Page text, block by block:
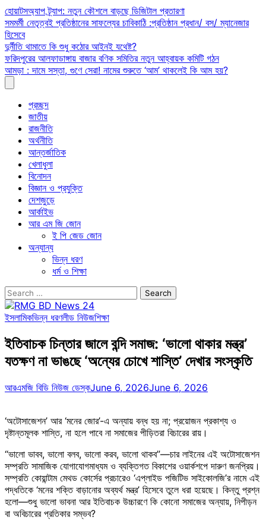
Skip
to
content
হোয়াটসঅ্যাপ ট্র্যাপ: নতুন কৌশলে বাড়ছে ডিজিটাল প্রতারণা
সমমর্মী নেতৃত্বই প্রতিষ্ঠানের সাফল্যের চাবিকাঠি :প্রতিষ্ঠান প্রধান/ বস/ ম্যানেজার
হিসেবে
দুর্নীতি থামাতে কি শুধু কঠোর আইনই যথেষ্ট?
ফরিদপুরের আলফাডাঙ্গায় বাজার বণিক সমিতির নতুন আহ্বায়ক কমিটি গঠন
আমড়া : দামে সস্তা, গুণে সেরা! নামের শুরুতে ‘আম’ থাকলেই কি আম হয়?
প্রচ্ছদ
জাতীয়
রাজনীতি
অর্থনীতি
আন্তর্জাতিক
খেলাধুলা
বিনোদন
বিজ্ঞান ও প্রযুক্তি
দেশজুড়ে
আর্কাইভ
আর এম জি জোন
ই পি জেড জোন
অন্যান্য
ভিন্ন ধরণ
ধর্ম ও শিক্ষা
Search
for:
ইসলামিকভিন্ন ধরণলীড নিউজশিক্ষা
ইতিবাচক চিন্তার জালে বন্দি সমাজ: ‘ভালো থাকার মন্ত্র’
যতক্ষণ না ভাঙছে ‘অন্যের চোখে শাস্তি’ দেখার সংস্কৃতি
আরএমজি বিডি নিউজ ডেস্কJune 6, 2026June 6, 2026
‘অটোসাজেশন’ আর ‘মনের জোর’-এ অন্যায় বন্ধ হয় না; প্রয়োজন প্রকাশ্য ও
দৃষ্টান্তমূলক শাস্তি, না হলে পাবে না সমাজের পীড়িতরা বিচারের রায়।
“ভালো ভাবব, ভালো বলব, ভালো করব, ভালো থাকব”—চার লাইনের এই অটোসাজেশন
সম্প্রতি সামাজিক যোগাযোগমাধ্যম ও ব্যক্তিগত বিকাশের ওয়ার্কশপে দারুণ জনপ্রিয়।
সম্প্রতি কোয়ান্টাম মেথড কোর্সের প্রচারেও ‘এপ্লাইড পজিটিভ সাইকোলজি’র নামে এই
পদ্ধতিকে ‘মনের শক্তি বাড়ানোর অব্যর্থ মন্ত্র’ হিসেবে তুলে ধরা হয়েছে। কিন্তু প্রশ্ন
হলো—শুধু ভালো ভাবনা আর ইতিবাচক উচ্চারণে কি কোনো সমাজের অন্যায়, নিপীড়ন
বা অবিচারের প্রতিকার সম্ভব?